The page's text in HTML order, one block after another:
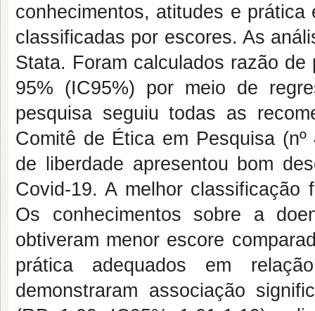
conhecimentos, atitudes e
classificadas por escores. As
Stata. Foram calculados razão
95% (IC95%) por meio de
pesquisa seguiu todas as
Comitê de Ética em Pesquisa
de liberdade apresentou bom
Covid-19. A melhor
Os conhecimentos sobre a
obtiveram menor escore
prática adequados em
demonstraram associação